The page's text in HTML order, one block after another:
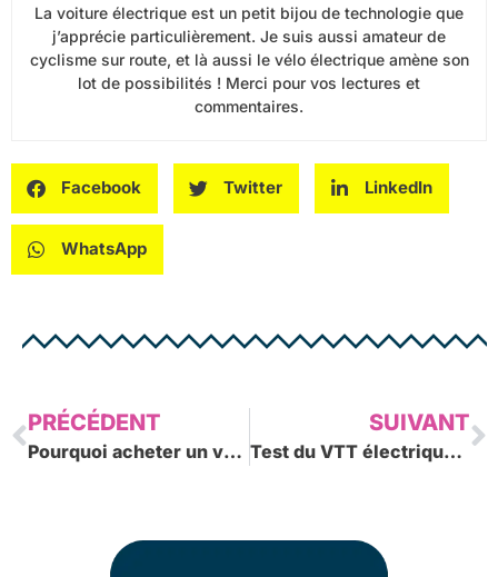
La voiture électrique est un petit bijou de technologie que
j’apprécie particulièrement. Je suis aussi amateur de
cyclisme sur route, et là aussi le vélo électrique amène son
lot de possibilités ! Merci pour vos lectures et
commentaires.
Facebook Twitter LinkedIn
WhatsApp
Précédent
PRÉCÉDENT
Pourquoi acheter un véhicule hybride rechargeable d’occasion ?
SUIVANT
Test du VTT électrique RichBit RT-012 Plus